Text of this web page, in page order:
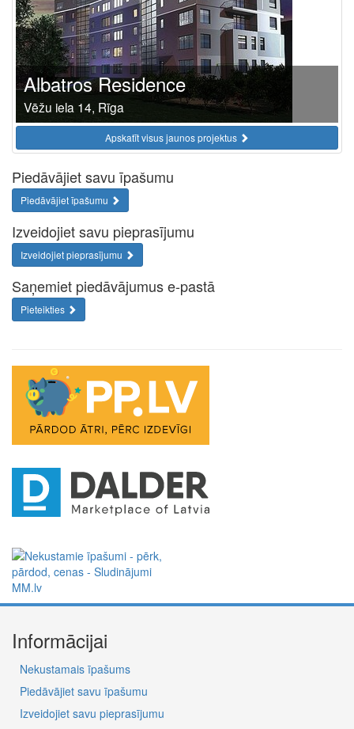
Albatros Residence
Vēžu iela 14, Rīga
Apskatīt visus jaunos projektus
Piedāvājiet savu īpašumu
Piedāvājiet īpašumu
Izveidojiet savu pieprasījumu
Izveidojiet pieprasījumu
Saņemiet piedāvājumus e-pastā
Pieteikties
Informācijai
Nekustamais īpašums
Piedāvājiet savu īpašumu
Izveidojiet savu pieprasījumu